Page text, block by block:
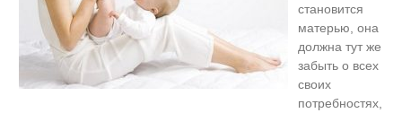
становится
матерью, она
должна тут же
забыть о всех
своих
потребностях,